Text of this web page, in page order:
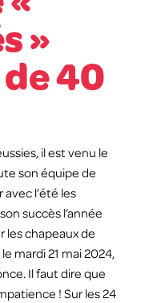
»
40
il est venu le
son équipe de
l’été les
succès l’année
les chapeaux de
mardi 21 mai 2024,
Il faut dire que
! Sur les 24